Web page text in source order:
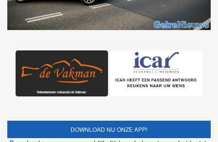
DOWNLOAD NU ONZE APP!